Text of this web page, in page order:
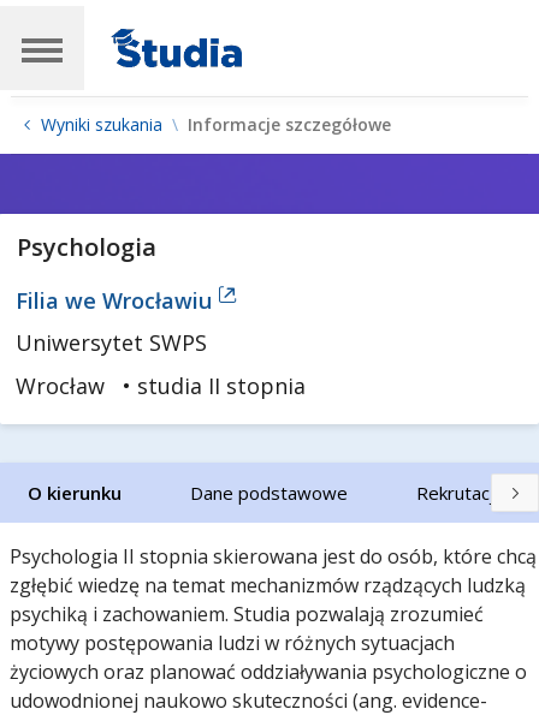
Wyniki szukania Informacje szczegółowe
Psychologia
Filia we Wrocławiu
Uniwersytet SWPS
Wrocław
• studia II stopnia
O kierunku Dane podstawowe Rekrutacja
Psychologia II stopnia skierowana jest do osób, które chcą
zgłębić wiedzę na temat mechanizmów rządzących ludzką
psychiką i zachowaniem. Studia pozwalają zrozumieć
motywy postępowania ludzi w różnych sytuacjach
życiowych oraz planować oddziaływania psychologiczne o
udowodnionej naukowo skuteczności (ang. evidence-